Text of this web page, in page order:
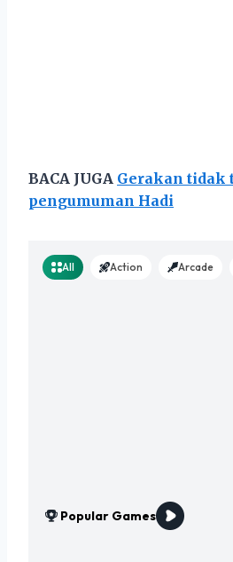
BACA JUGA Gerakan tidak
pengumuman Hadi